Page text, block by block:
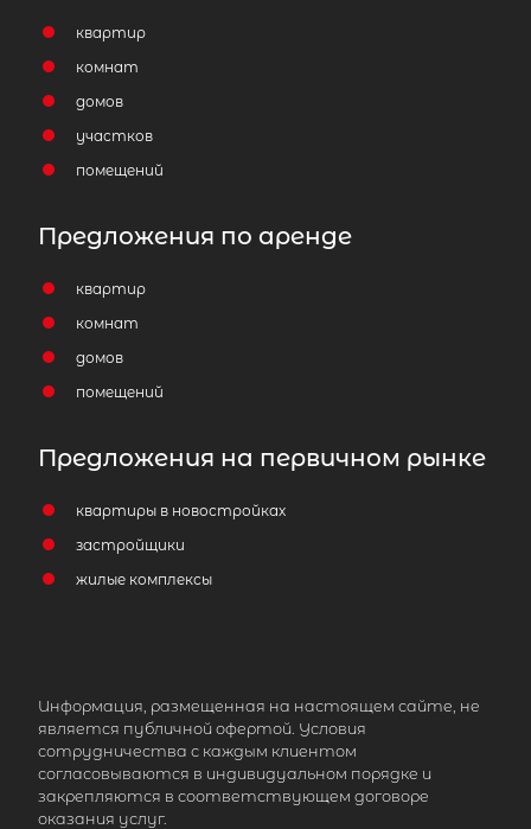
квартир
комнат
домов
участков
помещений
Предложения по аренде
квартир
комнат
домов
помещений
Предложения на первичном рынке
квартиры в новостройках
застройщики
жилые комплексы
Информация, размещенная на настоящем сайте, не
является публичной офертой. Условия
сотрудничества с каждым клиентом
согласовываются в индивидуальном порядке и
закрепляются в соответствующем договоре
оказания услуг.